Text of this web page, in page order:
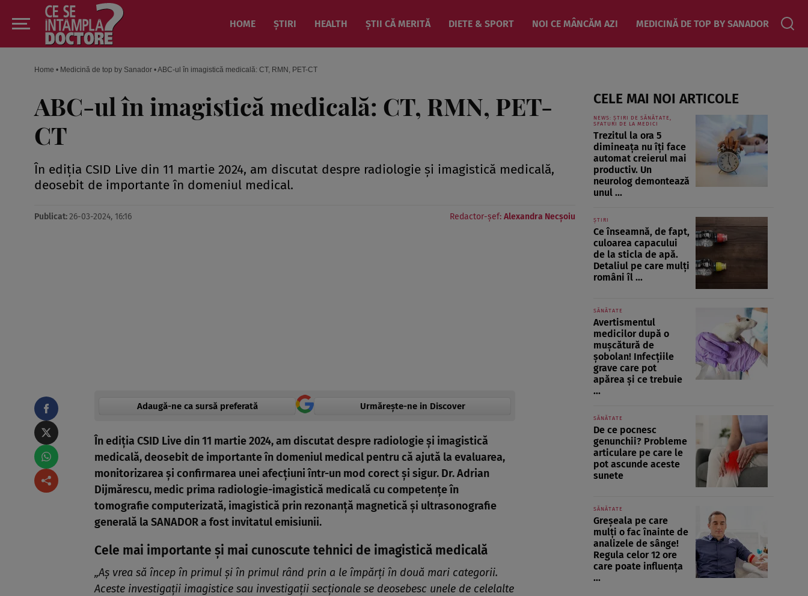
HOME ȘTIRI HEALTH ȘTII CĂ MERITĂ DIETE & SPORT NOI CE MÂNCĂM AZI MEDICINĂ DE TOP BY SANADOR
Home • Medicină de top by Sanador •ABC-ul în imagistică medicală: CT, RMN, PET-CT
ABC-ul în imagistică medicală: CT, RMN, PET-
CT
În ediția CSID Live din 11 martie 2024, am discutat despre radiologie și imagistică medicală,
deosebit de importante în domeniul medical.
Publicat:26-03-2024, 16:16 Redactor-șef: Alexandra Necșoiu
Adaugă-ne ca sursă preferată Urmărește-ne in Discover
În ediția CSID Live din 11 martie 2024, am discutat despre radiologie și imagistică
medicală, deosebit de importante în domeniul medical pentru că ajută la evaluarea,
monitorizarea și confirmarea unei afecțiuni într-un mod corect și sigur. Dr. Adrian
Dijmărescu, medic prima radiologie-imagistică medicală cu competențe în
tomografie computerizată, imagistică prin rezonanță magnetică și ultrasonografie
generală la SANADOR a fost invitatul emisiunii.
Cele mai importante și mai cunoscute tehnici de imagistică medicală
„Aș vrea să încep în primul și în primul rând prin a le împărți în două mari categorii.
Aceste investigații imagistice sau investigații secționale se deosebesc unele de celelalte
CELE MAI NOI ARTICOLE
NEWS: ȘTIRI DE SĂNĂTATE,
SFATURI DE LA MEDICI
Trezitul la ora 5
dimineața nu îți face
automat creierul mai
productiv. Un
neurolog demontează
unul ...
ȘTIRI
Ce înseamnă, de fapt,
culoarea capacului
de la sticla de apă.
Detaliul pe care mulți
români îl ...
SĂNĂTATE
Avertismentul
medicilor după o
mușcătură de
șobolan! Infecțiile
grave care pot
apărea și ce trebuie
...
SĂNĂTATE
De ce pocnesc
genunchii? Probleme
articulare pe care le
pot ascunde aceste
sunete
SĂNĂTATE
Greșeala pe care
mulți o fac înainte de
analizele de sânge!
Regula celor 12 ore
care poate influența
...